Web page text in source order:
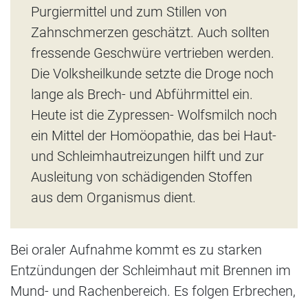
Purgiermittel und zum Stillen von
Zahnschmerzen geschätzt. Auch sollten
fressende Geschwüre vertrieben werden.
Die Volksheilkunde setzte die Droge noch
lange als Brech- und Abführmittel ein.
Heute ist die Zypressen- Wolfsmilch noch
ein Mittel der Homöopathie, das bei Haut-
und Schleimhautreizungen hilft und zur
Ausleitung von schädigenden Stoffen
aus dem Organismus dient.
Bei oraler Aufnahme kommt es zu starken
Entzündungen der Schleimhaut mit Brennen im
Mund- und Rachenbereich. Es folgen Erbrechen,